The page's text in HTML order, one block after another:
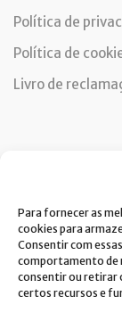
Para fornecer as
cookies para
Consentir com
comportamento de
consentir ou retirar
certos recursos e
Política de
Política de
Livro de
Dou
política de
A Costa Verde está
tratarmos os seus